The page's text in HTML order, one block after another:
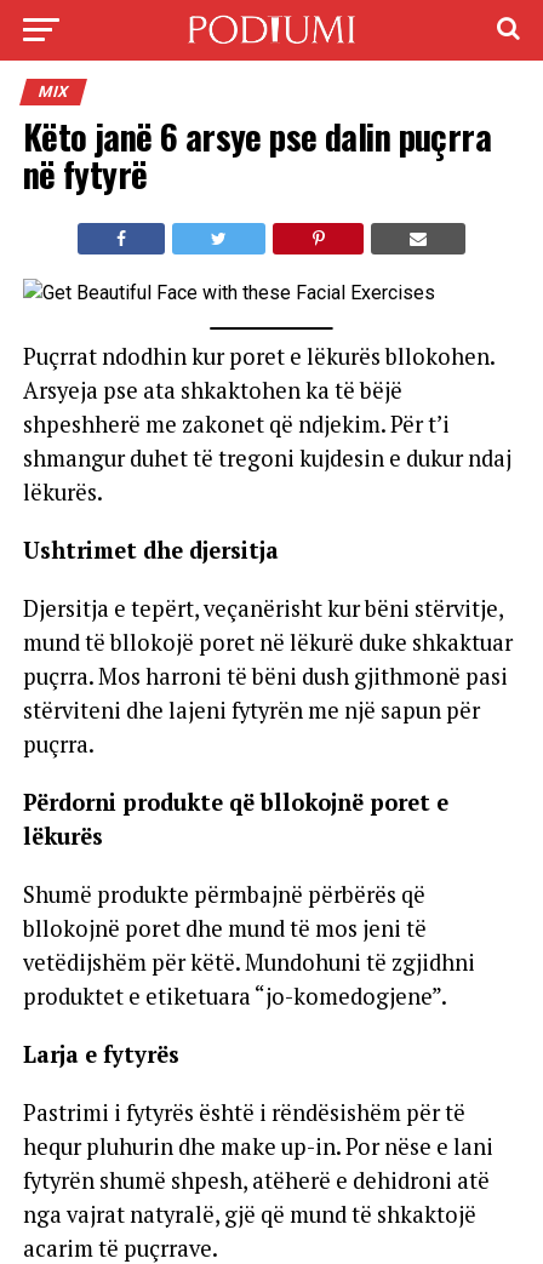
MIX
Këto janë 6 arsye pse dalin puçrra
në fytyrë
Puçrrat ndodhin kur poret e lëkurës bllokohen.
Arsyeja pse ata shkaktohen ka të bëjë
shpeshherë me zakonet që ndjekim. Për t’i
shmangur duhet të tregoni kujdesin e dukur ndaj
lëkurës.
Ushtrimet dhe djersitja
Djersitja e tepërt, veçanërisht kur bëni stërvitje,
mund të bllokojë poret në lëkurë duke shkaktuar
puçrra. Mos harroni të bëni dush gjithmonë pasi
stërviteni dhe lajeni fytyrën me një sapun për
puçrra.
Përdorni produkte që bllokojnë poret e
lëkurës
Shumë produkte përmbajnë përbërës që
bllokojnë poret dhe mund të mos jeni të
vetëdijshëm për këtë. Mundohuni të zgjidhni
produktet e etiketuara “jo-komedogjene”.
Larja e fytyrës
Pastrimi i fytyrës është i rëndësishëm për të
hequr pluhurin dhe make up-in. Por nëse e lani
fytyrën shumë shpesh, atëherë e dehidroni atë
nga vajrat natyralë, gjë që mund të shkaktojë
acarim të puçrrave.